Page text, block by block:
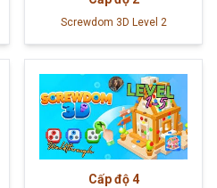
Screwdom 3D Level 2
Cấp độ 4